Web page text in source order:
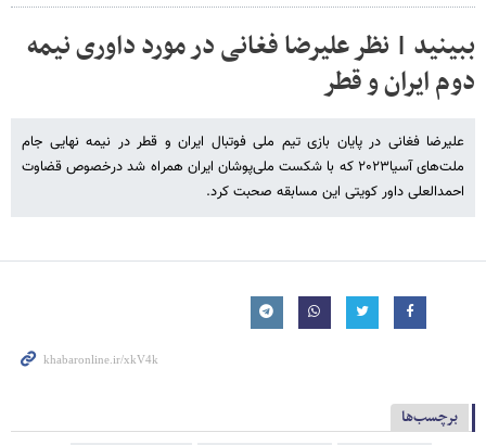
ببینید | نظر علیرضا فغانی در مورد داوری نیمه
دوم ایران و قطر
علیرضا فغانی در پایان بازی تیم ملی فوتبال ایران و قطر در نیمه نهایی جام
ملت‌های آسیا۲۰۲۳ که با شکست ملی‌پوشان ایران همراه شد درخصوص قضاوت
احمدالعلی داور کویتی این مسابقه صحبت کرد.
برچسب‌ها